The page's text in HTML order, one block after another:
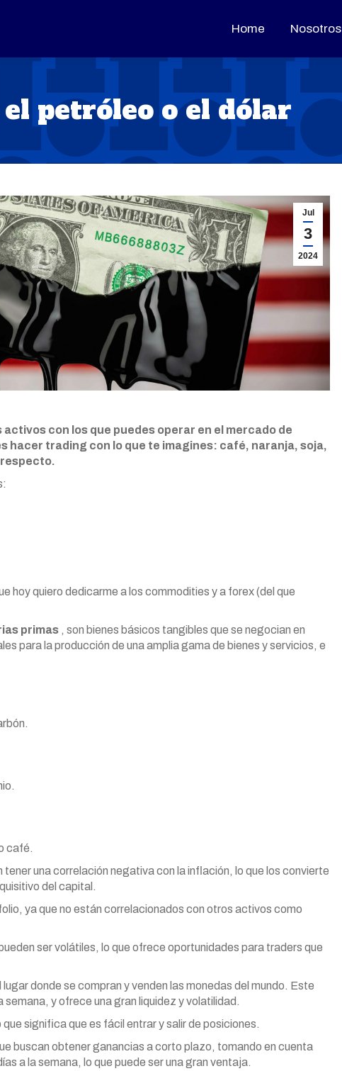
Home Nosotros
petróleo o el dólar
Jul
3
2024
con los que puedes operar en el mercado de
hacer trading con lo que te imagines: café, naranja, soja,
hoy quiero dedicarme a los commodities y a forex (del que
primas , son bienes básicos tangibles que se negocian en
para la producción de una amplia gama de bienes y servicios, e
café.
tener una correlación negativa con la inflación, lo que los convierte
del capital.
ya que no están correlacionados con otros activos como
ser volátiles, lo que ofrece oportunidades para traders que
lugar donde se compran y venden las monedas del mundo. Este
y ofrece una gran liquidez y volatilidad.
significa que es fácil entrar y salir de posiciones.
buscan obtener ganancias a corto plazo, tomando en cuenta
a la semana, lo que puede ser una gran ventaja.
Home Nosotros